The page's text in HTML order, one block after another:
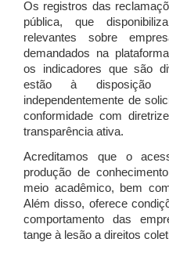
Os registros das
pública, que
relevantes sobre
demandados na
os indicadores que são
estão à disposição
independentemente de
conformidade com
transparência ativa.
Acreditamos que o
produção de
meio acadêmico, bem
Além disso, oferece
comportamento das
tange à lesão a direitos